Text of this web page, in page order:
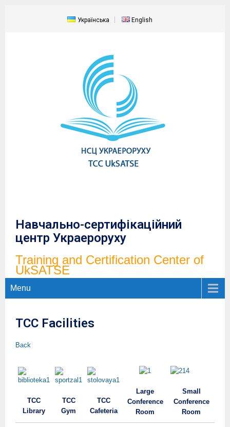
Українська English
Навчально-сертифікаційний
центр Украероруху
Training and Certification Center of
UkSATSE
Menu
TCC Facilities
Back
TCC
Library
TCC
Gym
TCC
Cafeteria
Large
Conference
Room
Small
Conference
Room